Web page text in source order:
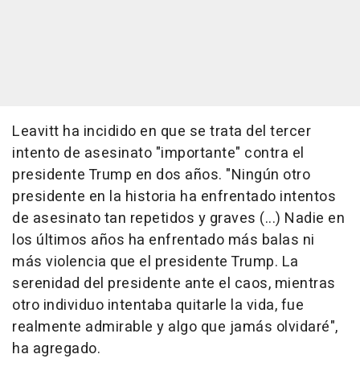
Leavitt ha incidido en que se trata del tercer
intento de asesinato "importante" contra el
presidente Trump en dos años. "Ningún otro
presidente en la historia ha enfrentado intentos
de asesinato tan repetidos y graves (...) Nadie en
los últimos años ha enfrentado más balas ni
más violencia que el presidente Trump. La
serenidad del presidente ante el caos, mientras
otro individuo intentaba quitarle la vida, fue
realmente admirable y algo que jamás olvidaré",
ha agregado.